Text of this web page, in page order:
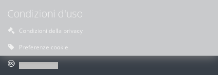
Condizioni d'uso
Condizioni della privacy
Preferenze cookie